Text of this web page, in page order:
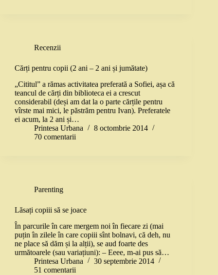
Recenzii
Cărți pentru copii (2 ani – 2 ani și jumătate)
„Cititul” a rămas activitatea preferată a Sofiei, așa că
teancul de cărți din biblioteca ei a crescut
considerabil (deși am dat la o parte cărțile pentru
vîrste mai mici, le păstrăm pentru Ivan). Preferatele
ei acum, la 2 ani și…
Printesa Urbana
8 octombrie 2014
70 comentarii
Parenting
Lăsați copiii să se joace
În parcurile în care mergem noi în fiecare zi (mai
puțin în zilele în care copiii sînt bolnavi, că deh, nu
ne place să dăm și la alții), se aud foarte des
următoarele (sau variațiuni): – Eeee, m-ai pus să…
Printesa Urbana
30 septembrie 2014
51 comentarii